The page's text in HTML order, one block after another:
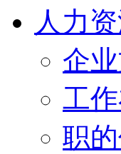
人力
企
工
职